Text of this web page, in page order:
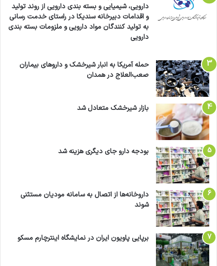
دارویی، شیمیایی و بسته بندی دارویی از روند تولید
و اقدامات دبیرخانه سندیکا در راستای خدمت رسانی
به تولید کنندگان مواد دارویی و ملزومات بسته بندی
دارویی
حمله آمریکا به انبار شیرخشک و داروهای بیماران
صعب‌العلاج در همدان
بازار شیرخشک متعادل شد
بودجه دارو جای دیگری هزینه شد
داروخانه‌ها از اتصال به سامانه مودیان مستثنی
شوند
برپایی پاویون ایران در نمایشگاه اینترچارم مسکو